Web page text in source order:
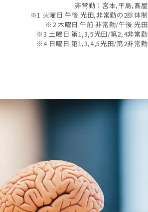
非常勤：宮本,平島,髙屋
※1 火曜日 午後 光田,非常勤の2診体制
※2 木曜日 午前 非常勤/午後 光田
※3 土曜日 第1,3,5光田/第2,4非常勤
※4 日曜日 第1,3,4,5光田/第2非常勤